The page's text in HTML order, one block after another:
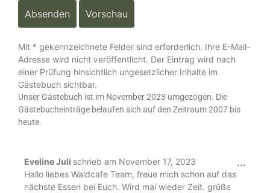
Mit * gekennzeichnete Felder sind erforderlich. Ihre E-Mail-
Adresse wird nicht veröffentlicht. Der Eintrag wird nach
einer Prüfung hinsichtlich ungesetzlicher Inhalte im
Gästebuch sichtbar.
Unser Gästebuch ist im November 2023 umgezogen. Die
Gästebucheinträge belaufen sich auf den Zeitraum 2007 bis
heute.
Eveline Juli schrieb am November 17, 2023
Hallo liebes Waldcafe Team, freue mich schon auf das
nächste Essen bei Euch. Wird mal wieder Zeit. grüße
...